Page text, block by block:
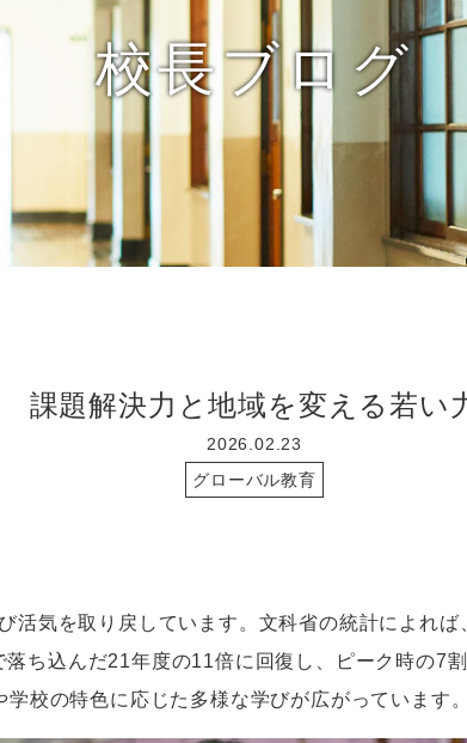
校長ブログ
課題解決力と地域を変える若い
2026.02.23
グローバル教育
活気を取り戻しています。文科省の統計によれ
ち込んだ21年度の11倍に回復し、ピーク時の7
校の特色に応じた多様な学びが広がっています。